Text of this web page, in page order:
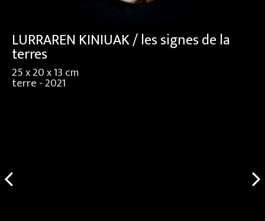
LURRAREN KINIUAK / les signes de la
terres
25 x 20 x 13 cm
terre - 2021